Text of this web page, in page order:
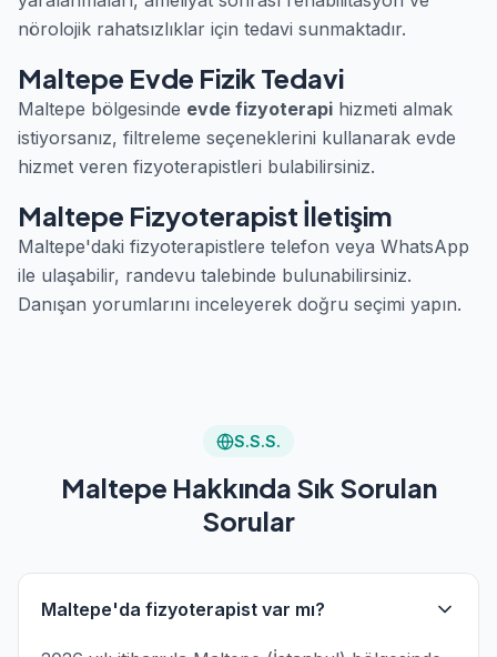
nörolojik rahatsızlıklar için tedavi sunmaktadır.
Maltepe Evde Fizik Tedavi
Maltepe bölgesinde evde fizyoterapi hizmeti almak
istiyorsanız, filtreleme seçeneklerini kullanarak evde
hizmet veren fizyoterapistleri bulabilirsiniz.
Maltepe Fizyoterapist İletişim
Maltepe'daki fizyoterapistlere telefon veya WhatsApp
ile ulaşabilir, randevu talebinde bulunabilirsiniz.
Danışan yorumlarını inceleyerek doğru seçimi yapın.
S.S.S.
Maltepe Hakkında Sık Sorulan
Sorular
Maltepe'da fizyoterapist var mı?